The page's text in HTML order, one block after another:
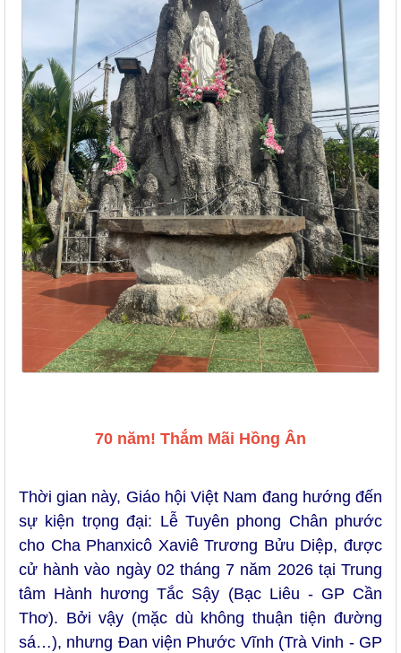
70 năm! Thắm Mãi Hồng Ân
Thời gian này, Giáo hội Việt Nam đang hướng đến
sự kiện trọng đại: Lễ Tuyên phong Chân phước
cho Cha Phanxicô Xaviê Trương Bửu Diệp, được
cử hành vào ngày 02 tháng 7 năm 2026 tại Trung
tâm Hành hương Tắc Sậy (Bạc Liêu - GP Cần
Thơ). Bởi vậy (mặc dù không thuận tiện đường
sá…), nhưng Đan viện Phước Vĩnh (Trà Vinh - GP